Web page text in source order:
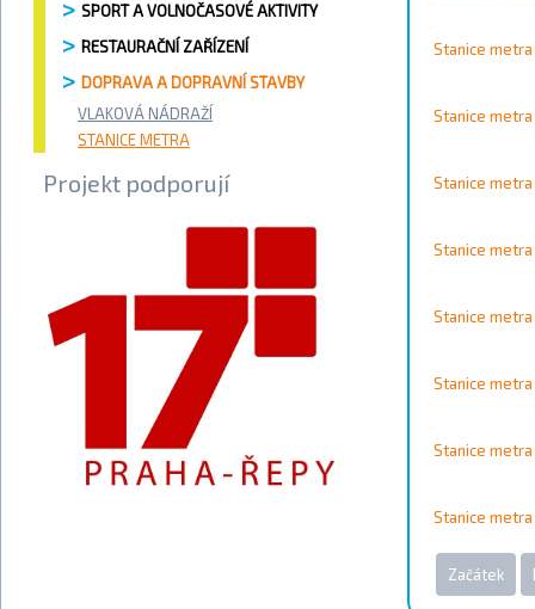
SPORT A VOLNOČASOVÉ AKTIVITY
RESTAURAČNÍ ZAŘÍZENÍ
DOPRAVA A DOPRAVNÍ STAVBY
VLAKOVÁ NÁDRAŽÍ
STANICE METRA
Projekt podporují
Město
Strana 1
Stanice
Stanice metra
Stanice
Stanice
Stanice metra
Stanice metra
Stanice metra
Stanice
Začátek